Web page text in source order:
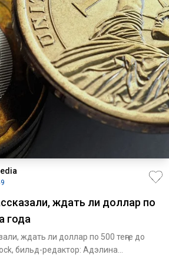
ждать ли доллар по
года
ждать ли доллар по 500 теңге до
бильд-редактор: Адэлина